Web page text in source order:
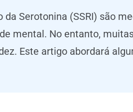
da Serotonina (SSRI) são
mental. No entanto,
Este artigo abordará